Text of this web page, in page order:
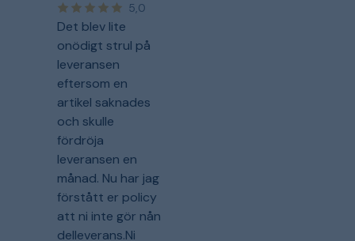
5,0
Det blev lite
onödigt strul på
leveransen
eftersom en
artikel saknades
och skulle
fördröja
leveransen en
månad. Nu har jag
förstått er policy
att ni inte gör nån
delleverans.Ni